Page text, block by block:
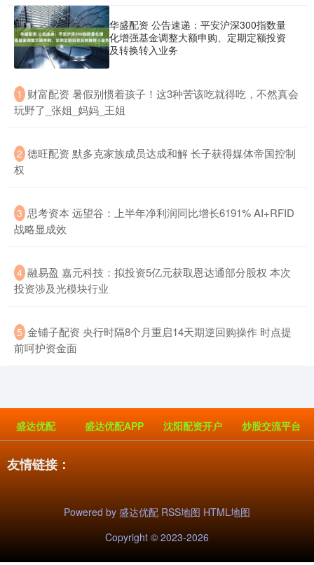
华盛配资 公告速递：平安沪深300指数量
化增强基金调整大额申购、定期定额投资
及转换转入业务
1 ​财富配资 暑假别惯着孩子！这3种苦该吃就得吃，不然真会
玩野了_张姐_妈妈_王姐
2 ​德旺配资 默多克家族成员达成和解 长子获得媒体帝国控制
权
3 ​思考资本 远望谷：上半年净利润同比增长6191% AI+RFID
战略显成效
4 ​融易盈 嘉元科技：拟投资5亿元获取恩达通部分股权 本次
投资涉及光模块行业
5 ​金铺子配资 央行时隔8个月重启14天期逆回购操作 时点提
前呵护资金面
盛达优配 盛达优配APP 沈阳配资开户 炒股交流平台
友情链接：
Powered by 盛达优配 RSS地图 HTML地图
Copyright © 2023-2026